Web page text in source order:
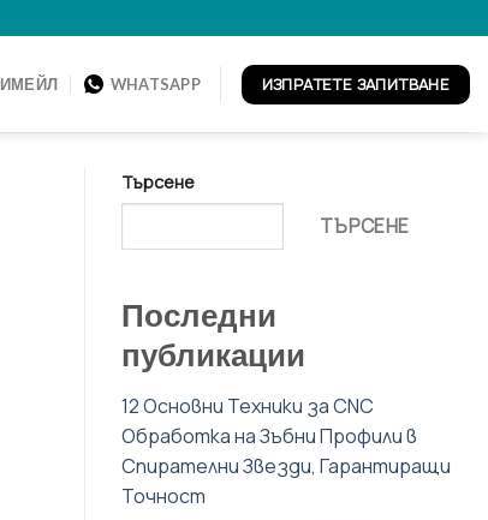
ИМЕЙЛ WHATSAPP ИЗПРАТЕТЕ ЗАПИТВАНЕ
Търсене
ТЪРСЕНЕ
Последни
публикации
12 Основни Техники за CNC
Обработка на Зъбни Профили в
Спирателни Звезди, Гарантиращи
Точност